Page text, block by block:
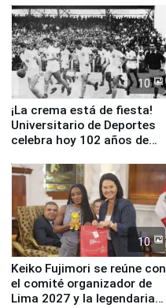
10
¡La crema está de fiesta!
Universitario de Deportes
celebra hoy 102 años de
10
Keiko Fujimori se reúne con
el comité organizador de
Lima 2027 y la legendaria